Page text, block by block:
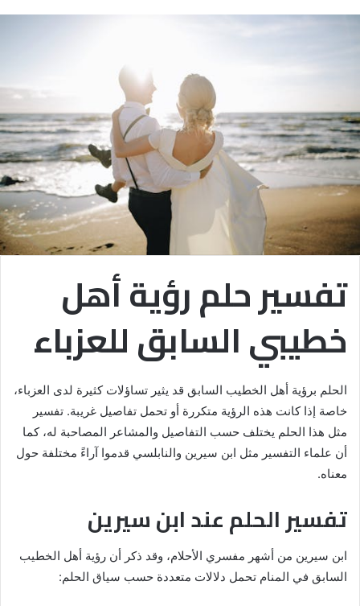
تفسير حلم رؤية أهل
خطيبي السابق للعزباء
الحلم برؤية أهل الخطيب السابق قد يثير تساؤلات كثيرة لدى العزباء،
خاصة إذا كانت هذه الرؤية متكررة أو تحمل تفاصيل غريبة. تفسير
مثل هذا الحلم يختلف حسب التفاصيل والمشاعر المصاحبة له، كما
أن علماء التفسير مثل ابن سيرين والنابلسي قدموا آراءً مختلفة حول
معناه.
تفسير الحلم عند ابن سيرين
ابن سيرين من أشهر مفسري الأحلام، وقد ذكر أن رؤية أهل الخطيب
السابق في المنام تحمل دلالات متعددة حسب سياق الحلم: